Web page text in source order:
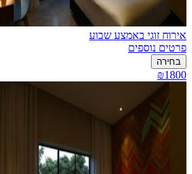
אירוח זוגי באמצע שבוע
פרטים נוספים
בחירה
₪1800